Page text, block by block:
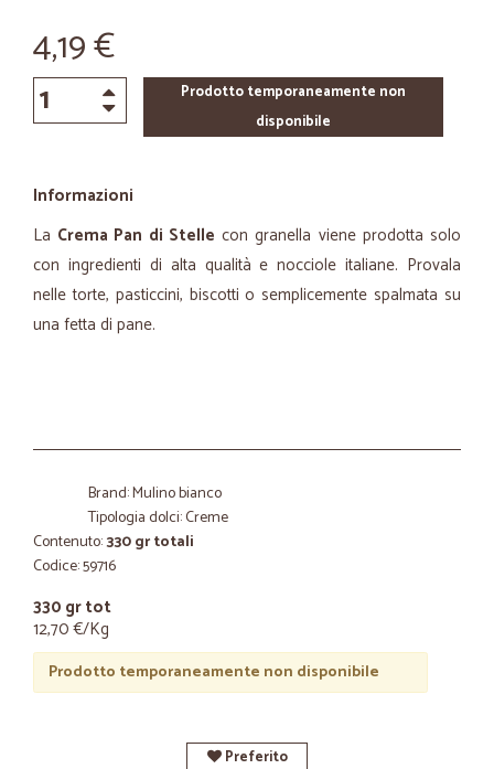
4,19 €
Prodotto temporaneamente non
disponibile
Informazioni
La Crema Pan di Stelle con granella viene prodotta solo
con ingredienti di alta qualità e nocciole italiane. Provala
nelle torte, pasticcini, biscotti o semplicemente spalmata su
una fetta di pane.
Brand: Mulino bianco
Tipologia dolci: Creme
Contenuto:330 gr totali
Codice: 59716
330 gr tot
12,70 €/Kg
Prodotto temporaneamente non disponibile
Preferito